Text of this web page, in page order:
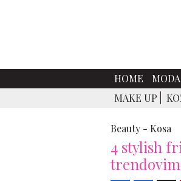
HOME MODA
MAKE UP
Beauty - Kosa
4 stylish